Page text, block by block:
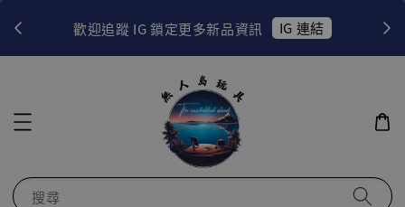
歡迎追蹤 IG 鎖定更多新品資訊 IG 連結
搜尋